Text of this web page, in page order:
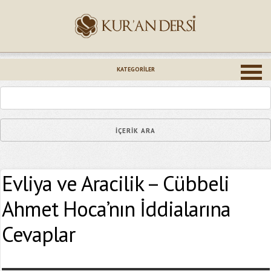
KATEGORILER
Evliya ve Aracilik – Cübbeli
Ahmet Hoca’nın İddialarına
Cevaplar
Epostanız (*)
Yaşadığınız Hatanın Ayrıntıları